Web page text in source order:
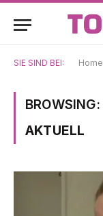
SIE SIND BEI: Home
BROWSING:
AKTUELL